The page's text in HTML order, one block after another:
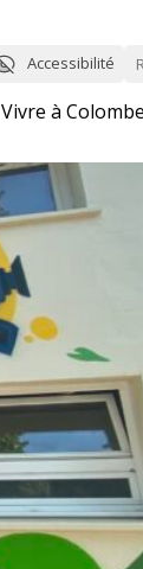
Accessibilité
Vivre à